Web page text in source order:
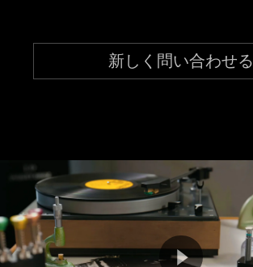
新しく問い合わせる